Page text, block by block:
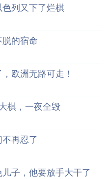
列又下了烂棋
的宿命
欧洲无路可走！
棋，一夜全毁
再忍了
子，他要放手大干了